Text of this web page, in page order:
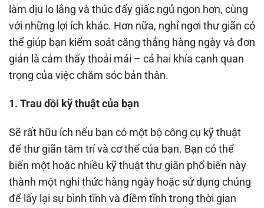
làm dịu lo lắng và thúc đẩy giấc ngủ ngon hơn, cùng
với những lợi ích khác. Hơn nữa, nghỉ ngơi thư giãn có
thể giúp bạn kiểm soát căng thẳng hàng ngày và đơn
giản là cảm thấy thoải mái – cả hai khía cạnh quan
trọng của việc chăm sóc bản thân.
1. Trau dồi kỹ thuật của bạn
Sẽ rất hữu ích nếu bạn có một bộ công cụ kỹ thuật
để thư giãn tâm trí và cơ thể của bạn. Bạn có thể
biến một hoặc nhiều kỹ thuật thư giãn phổ biến này
thành một nghi thức hàng ngày hoặc sử dụng chúng
để lấy lại sự bình tĩnh và điềm tĩnh trong thời gian